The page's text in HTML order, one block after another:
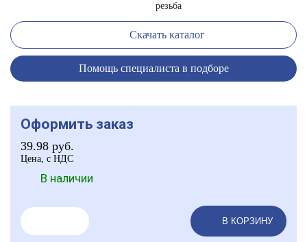
резьба
Скачать каталог
Помощь специалиста в подборе
Оформить заказ
39.98 руб.
Цена, с НДС
В наличии
В КОРЗИНУ